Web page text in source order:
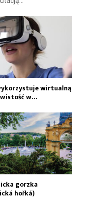
wirtualną
w…
gorzka
hořká)